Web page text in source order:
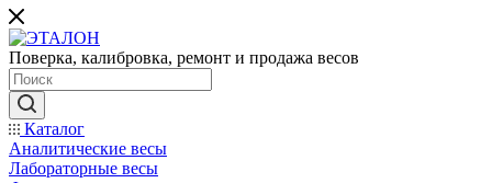
Поверка, калибровка, ремонт и продажа весов
Каталог
Аналитические весы
Лабораторные весы